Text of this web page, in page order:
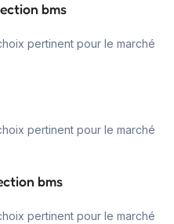
bms
pertinent pour le marché
pertinent pour le marché
bms
pertinent pour le marché